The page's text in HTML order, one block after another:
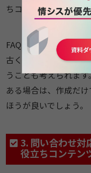
ちコンテンツ」で
FAQのリリース後、
古くなってしまうと
うことも考えられま
ある場合は、作成だ
ほうが良いでしょう。
3. 問い合わせ対
役立ちコンテン